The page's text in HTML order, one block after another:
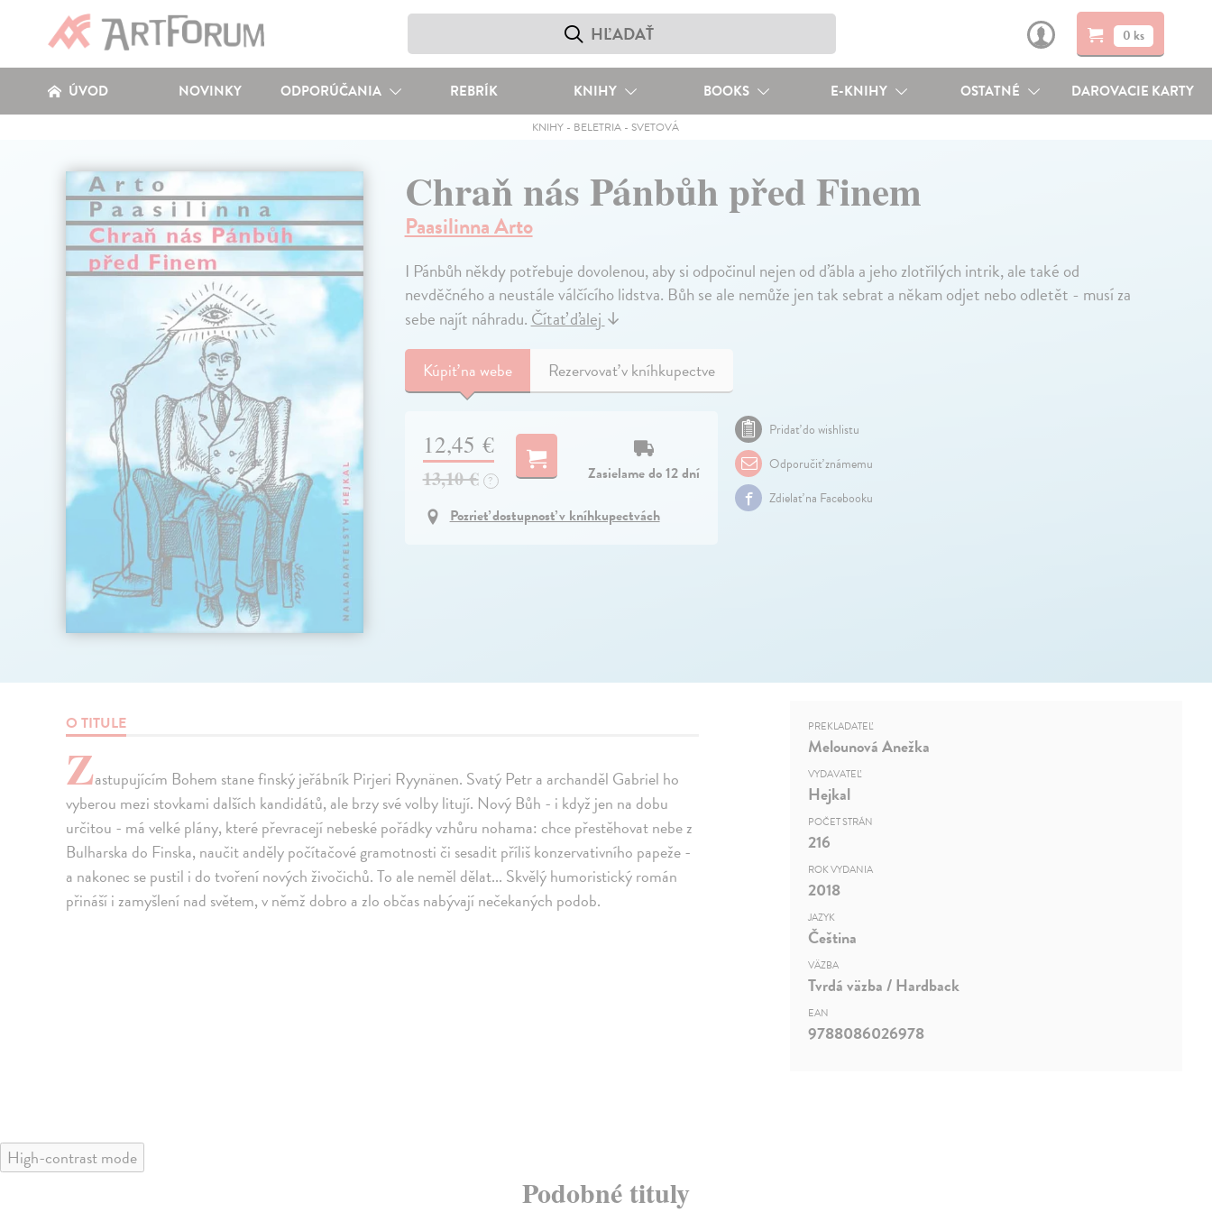
0 ks
ÚVOD NOVINKY ODPORÚČANIA REBRÍK KNIHY BOOKS E-KNIHY OSTATNÉ DAROVACIE KARTY
KNIHY - BELETRIA - SVETOVÁ
Chraň nás Pánbůh před Finem
Paasilinna Arto
I Pánbůh někdy potřebuje dovolenou, aby si odpočinul nejen od ďábla a jeho zlotřilých intrik, ale také od
nevděčného a neustále válčícího lidstva. Bůh se ale nemůže jen tak sebrat a někam odjet nebo odletět - musí za
sebe najít náhradu.Čítať ďalej↓
Kúpiťna webe Rezervovať v kníhkupectve
12,45 €
13,10 € ?
Zasielame do 12 dní
Pozrieť dostupnosť v kníhkupectvách
Pridať do wishlistu
Odporučiť známemu
Zdielať na Facebooku
O TITULE
Zastupujícím Bohem stane finský jeřábník Pirjeri Ryynänen. Svatý Petr a archanděl Gabriel ho
vyberou mezi stovkami dalších kandidátů, ale brzy své volby litují. Nový Bůh - i když jen na dobu
určitou - má velké plány, které převracejí nebeské pořádky vzhůru nohama: chce přestěhovat nebe z
Bulharska do Finska, naučit anděly počítačové gramotnosti či sesadit příliš konzervativního papeže -
a nakonec se pustil i do tvoření nových živočichů. To ale neměl dělat... Skvělý humoristický román
přináší i zamyšlení nad světem, v němž dobro a zlo občas nabývají nečekaných podob.
PREKLADATEĽ
Melounová Anežka
VYDAVATEĽ
Hejkal
POČET STRÁN
216
ROK VYDANIA
2018
JAZYK
Čeština
VÄZBA
Tvrdá väzba / Hardback
EAN
9788086026978
High-contrast mode
Podobné tituly